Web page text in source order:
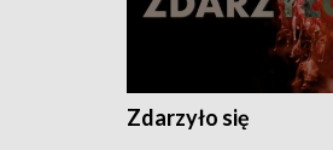
Zdarzyło się